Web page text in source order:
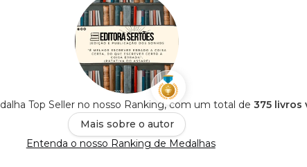
Top Seller no nosso Ranking, com um total de 375 livros
Mais sobre o autor
Entenda o nosso Ranking de Medalhas